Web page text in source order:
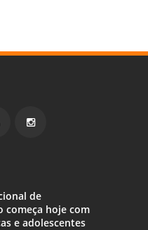
de
começa hoje com
e adolescentes